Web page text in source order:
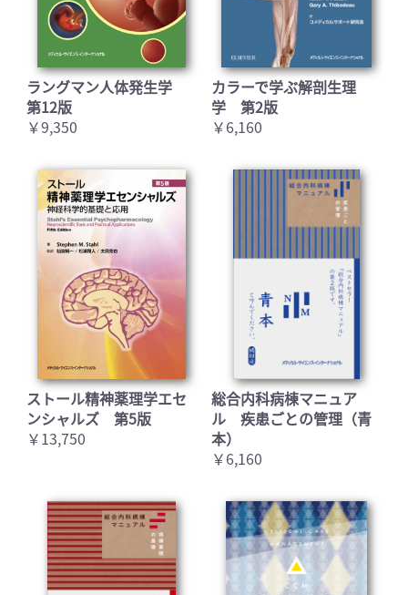
お買い物を続ける カートへ進む
ラングマン人体発生学
第12版
￥9,350
カラーで学ぶ解剖生理
学 第2版
￥6,160
ストール精神薬理学エセ
ンシャルズ 第5版
￥13,750
総合内科病棟マニュア
ル 疾患ごとの管理（青
本）
￥6,160